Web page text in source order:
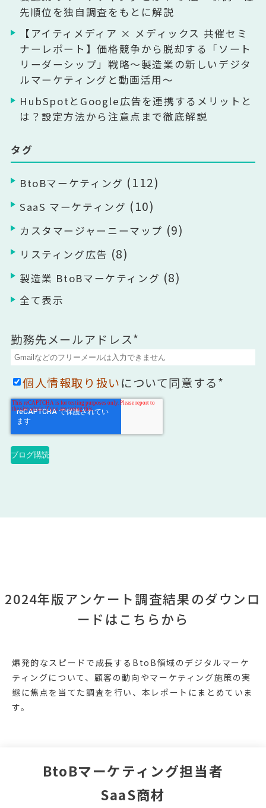
先順位を独自調査をもとに解説
【アイティメディア × メディックス 共催セミ
ナーレポート】価格競争から脱却する「ソート
リーダーシップ」戦略〜製造業の新しいデジタ
ルマーケティングと動画活用〜
HubSpotとGoogle広告を連携するメリットと
は？設定方法から注意点まで徹底解説
タグ
BtoBマーケティング (112)
SaaS マーケティング (10)
カスタマージャーニーマップ (9)
リスティング広告 (8)
製造業 BtoBマーケティング (8)
全て表示
勤務先メールアドレス*
個人情報取り扱いについて同意する*
2024年版アンケート調査結果のダウンロ
ードはこちらから
爆発的なスピードで成長するBtoB領域のデジタルマーケ
ティングについて、顧客の動向やマーケティング施策の実
態に焦点を当てた調査を行い、本レポートにまとめていま
す。
BtoBマーケティング担当者
SaaS商材